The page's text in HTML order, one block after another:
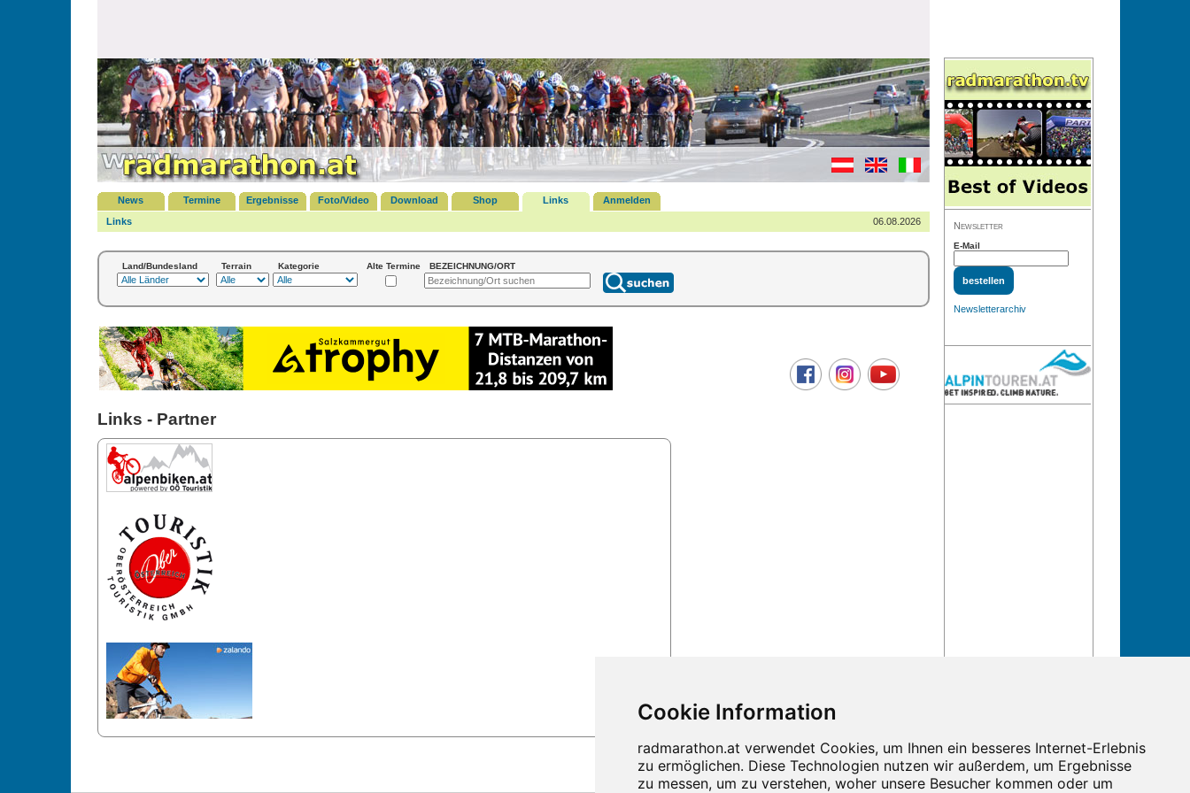
News Termine Ergebnisse Foto/Video Download Shop Links
Anmelden
Links
06.08.2026
Land/Bundesland Terrain Kategorie Alte Termine BEZEICHNUNG/ORT
Links - Partner
Newsletter
E-Mail
Newsletterarchiv